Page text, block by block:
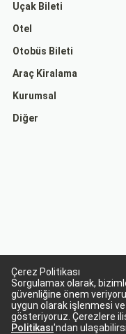
Çerez Politikası
Sorgulamax olarak,
güvenliğine önem
uygun olarak işlenmesi
gösteriyoruz. Çerezlere
Politikası'ndan
Uçak Bileti
Otel
Otobüs Bileti
Araç Kiralama
Kurumsal
Diğer